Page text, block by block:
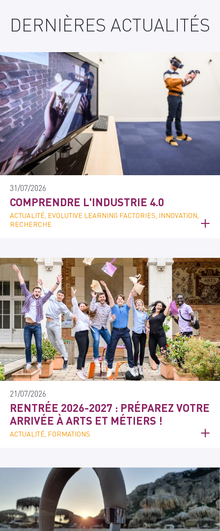
D'INFORMATIONS
?
CONTACT
DERNIÈRES ACTUALITÉS
31/07/2026
COMPRENDRE L'INDUSTRIE 4.0
ACTUALITÉ, EVOLUTIVE LEARNING FACTORIES, INNOVATION,
RECHERCHE
21/07/2026
RENTRÉE 2026-2027 : PRÉPAREZ VOTRE
ARRIVÉE À ARTS ET MÉTIERS !
ACTUALITÉ, FORMATIONS